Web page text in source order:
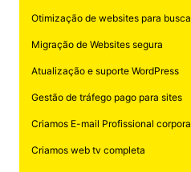
Otimização de websites para
Migração de Websites segura
Atualização e suporte WordPress
Gestão de tráfego pago para sites
Criamos E-mail Profissional
Criamos web tv completa